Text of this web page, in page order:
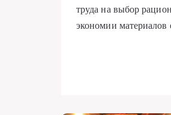
труда на выбор
экономии материалов